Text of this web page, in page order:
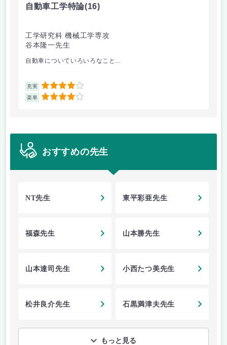
自動車工学特論(16)
工学研究科 機械工学専攻
谷本隆一先生
自動車についていろいろなこと...
充実 4
楽単 4
おすすめの先生
NT先生 東平彩亜先生
福森先生 山本勝先生
山本達司先生 小西たつ美先生
松井良介先生 石黒満津夫先生
もっと見る